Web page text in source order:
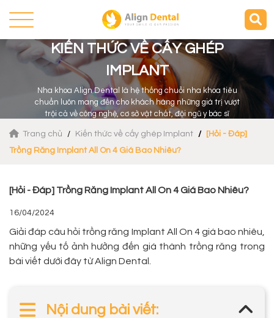
KIẾN THỨC VỀ CẤY GHÉP
IMPLANT
Nha khoa Align Dental là hệ thống chuỗi nha khoa tiêu
chuẩn luôn mang đến cho khách hàng những giá trị vượt
trội cả về công nghệ, cơ sở vật chất, đội ngũ y bác sĩ
Trang chủ Kiến thức về cấy ghép Implant
[Hỏi - Đáp]
Trồng Răng Implant All On 4 Giá Bao Nhiêu?
[Hỏi - Đáp] Trồng Răng Implant All On 4 Giá Bao Nhiêu?
16/04/2024
Giải đáp câu hỏi trồng răng Implant All On 4 giá bao nhiêu,
những yếu tố ảnh hưởng đến giá thành trồng răng trong
bài viết dưới đây từ Align Dental.
Nội dung bài viết: